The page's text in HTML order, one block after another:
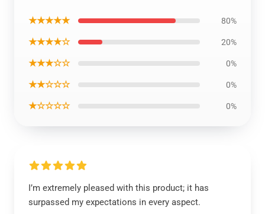
★★★★★ 80%
★★★★☆ 20%
★★★☆☆ 0%
★★☆☆☆ 0%
★☆☆☆☆ 0%
I’m extremely pleased with this product; it has
surpassed my expectations in every aspect.